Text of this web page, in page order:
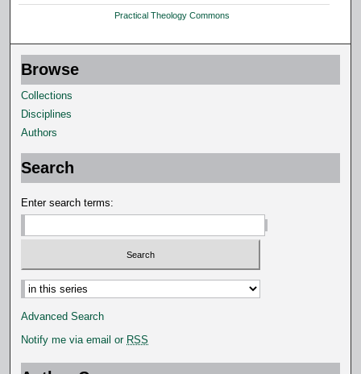
Practical Theology Commons
Browse
Collections
Disciplines
Authors
Search
Enter search terms:
Select context to search:
Advanced Search
Notify me via email or RSS